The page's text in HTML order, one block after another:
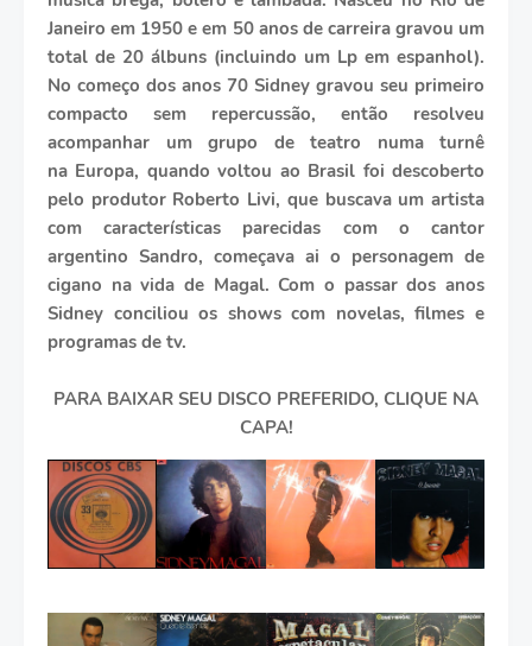
Janeiro em 1950 e em 50 anos de carreira gravou um
total de 20 álbuns (incluindo um Lp em espanhol).
No começo dos anos 70 Sidney gravou seu primeiro
compacto sem repercussão, então resolveu
acompanhar um grupo de teatro numa turnê
na Europa, quando voltou ao Brasil foi descoberto
pelo produtor Roberto Livi, que buscava um artista
com características parecidas com o cantor
argentino Sandro, começava ai o personagem de
cigano na vida de Magal. Com o passar dos anos
Sidney conciliou os shows com novelas, filmes e
programas de tv.
PARA BAIXAR SEU DISCO PREFERIDO, CLIQUE NA
CAPA!